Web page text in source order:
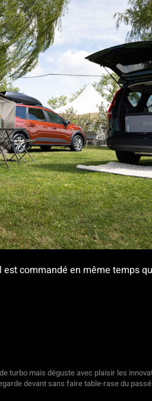
est commandé en même temps
turbo mais déguste avec plaisir les
devant sans faire table-rase du